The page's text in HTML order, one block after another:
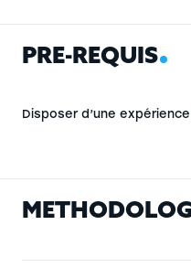
PRÉ-REQUIS
Disposer d’une
MÉTHODOLO